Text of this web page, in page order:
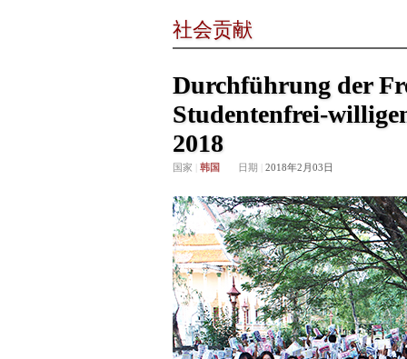
社会贡献
Durchführung der
Studentenfrei-
2018
国家 韩国 日期 2018年2月03日